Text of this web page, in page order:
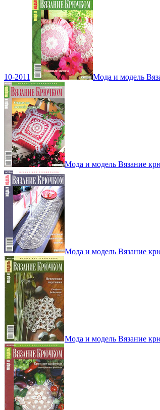
10-2011 Мода и модель
Мода и модель Вязание
Мода и модель Вязание
Мода и модель Вязание